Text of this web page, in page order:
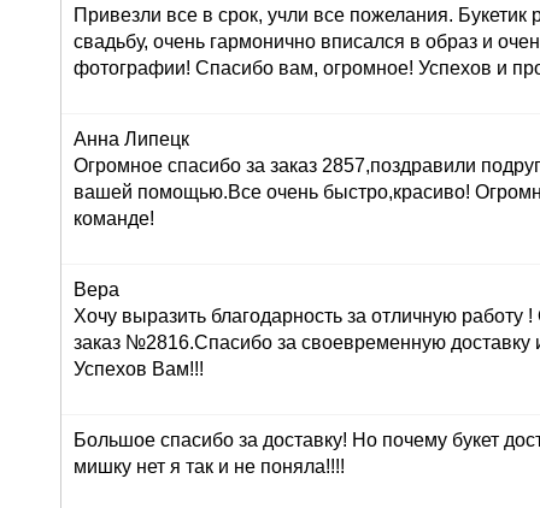
Привезли все в срок, учли все пожелания. Букетик
свадьбу, очень гармонично вписался в образ и
фотографии! Спасибо вам, огромное! Успехов и
Анна Липецк
Огромное спасибо за заказ 2857,поздравили
вашей помощью.Все очень быстро,красиво!
команде!
Вера
Хочу выразить благодарность за отличную
заказ №2816.Спасибо за своевременную
Успехов Вам!!!
Большое спасибо за доставку! Но почему букет
мишку нет я так и не поняла!!!!